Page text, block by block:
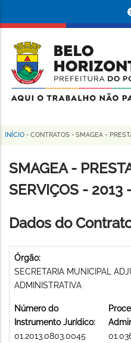
conteúdo
principal
da
Prefeitura
de
Horizonte
Trilha
de
navegação
INÍCIO - CONTRATOS - SMAGEA -
SMAGEA -
SERVIÇOS - 2013
Dados do
Órgão:
SECRETARIA MUNICIPAL
ADMINISTRATIVA
Número do
Instrumento Jurídico:
01.2013.0803.0045